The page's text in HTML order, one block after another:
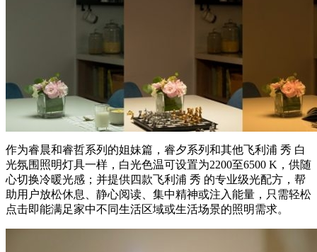
作为睿晨和睿哲系列的姐妹篇，睿夕系列和其他飞利浦 秀 白
光氛围照明灯具一样，白光色温可设置为2200至6500 K，供随
心切换冷暖光感；并提供四款飞利浦 秀 的专业级光配方，帮
助用户放松休息、静心阅读、集中精神或注入能量，只需轻松
点击即能满足家中不同生活区域或生活场景的照明需求。